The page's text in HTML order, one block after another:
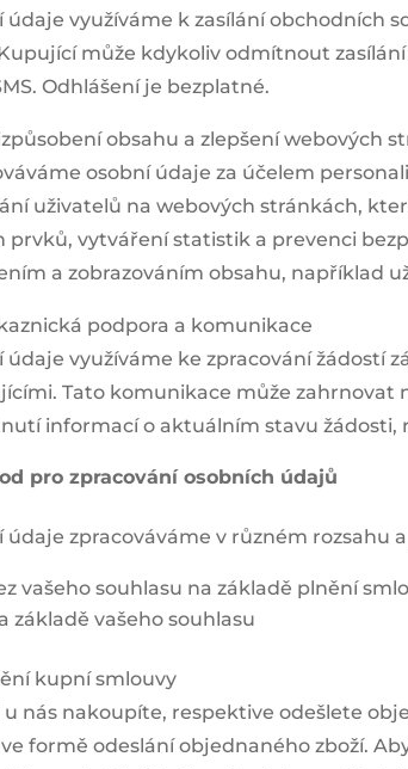
údaje využíváme k zasílání obchodních
může kdykoliv odmítnout
Odhlášení je bezplatné.
obsahu a zlepšení webových
osobní údaje za účelem
uživatelů na webových stránkách,
prvků, vytváření statistik a prevenci
a zobrazováním obsahu, například
podpora a komunikace
údaje využíváme ke zpracování žádostí
Tato komunikace může
informací o aktuálním stavu
pro zpracování osobních údajů
údaje zpracováváme v různém rozsahu
vašeho souhlasu na základě plnění
základě vašeho souhlasu
kupní smlouvy
u nás nakoupíte, respektive odešlete
formě odeslání objednaného zboží.